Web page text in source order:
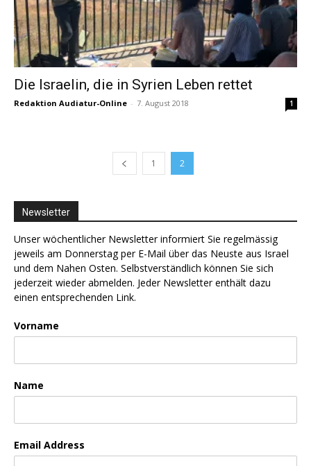
Die Israelin, die in Syrien Leben rettet
Redaktion Audiatur-Online - 7. August 2018 1
1 2
Newsletter
Unser wöchentlicher Newsletter informiert Sie regelmässig
jeweils am Donnerstag per E-Mail über das Neuste aus Israel
und dem Nahen Osten. Selbstverständlich können Sie sich
jederzeit wieder abmelden. Jeder Newsletter enthält dazu
einen entsprechenden Link.
Vorname
Name
Email Address